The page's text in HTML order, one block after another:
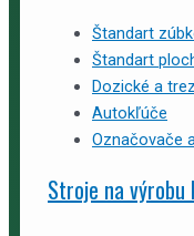
Štandart
Štandart
Dozické a
Autokľúče
Označovače
Stroje na výrobu